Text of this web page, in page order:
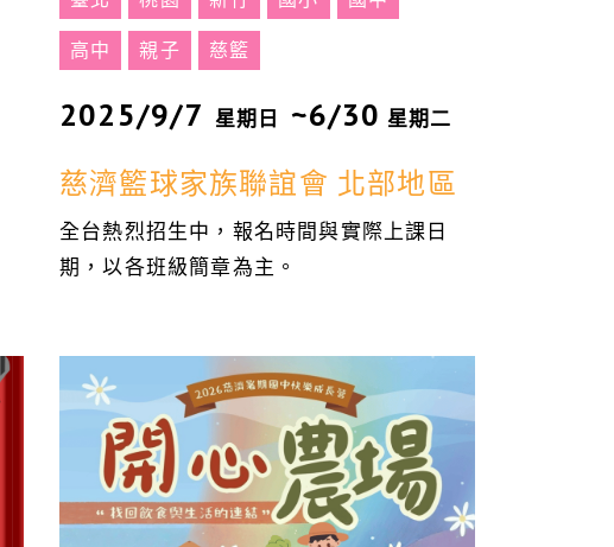
高中 親子 慈籃
2025/9/7 星期日 ~6/30 星期二
慈濟籃球家族聯誼會 北部地區
全台熱烈招生中，報名時間與實際上課日
期，以各班級簡章為主。